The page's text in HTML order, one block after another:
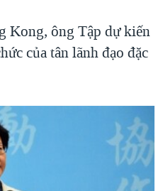
Kong, ông Tập dự kiến
của tân lãnh đạo đặc